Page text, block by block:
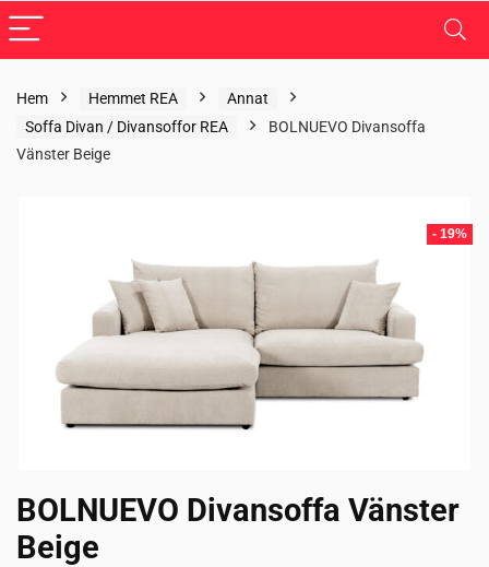
Hem Hemmet REA
Annat
Soffa Divan / Divansoffor REA
BOLNUEVO Divansoffa
Vänster Beige
- 19%
BOLNUEVO Divansoffa Vänster
Beige